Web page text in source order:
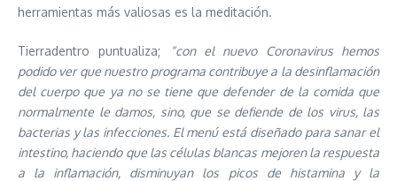
herramientas más valiosas es la meditación.
Tierradentro puntualiza;
“con el nuevo Coronavirus hemos
podido ver que nuestro programa contribuye a la desinflamación
del cuerpo que ya no se tiene que defender de la comida que
normalmente le damos, sino, que se defiende de los virus, las
bacterias y las infecciones. El menú está diseñado para sanar el
intestino, haciendo que las células blancas mejoren la respuesta
a la inflamación, disminuyan los picos de histamina y la